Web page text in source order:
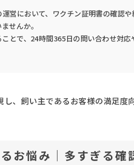
営において、ワクチン証明書の確認
せんか。
とで、24時間365日の問い合わせ対
、飼い主であるお客様の満足度
お悩み｜多すぎる確